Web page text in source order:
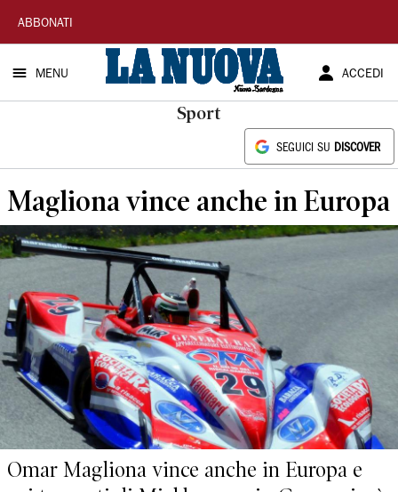
La
Nuova
Sardegna
ABBONATI
MENU ACCEDI
Sport
SEGUICI SU DISCOVER
Magliona vince anche in Europa
Omar Magliona vince anche in Europa e